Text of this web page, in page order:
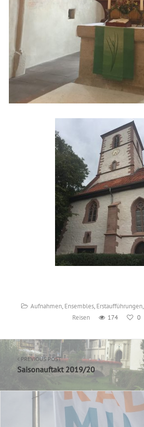
Aufnahmen, Ensembles, Erstaufführungen,
Reisen
174 0
PREVIOUS POST
Saisonauftakt 2019/20